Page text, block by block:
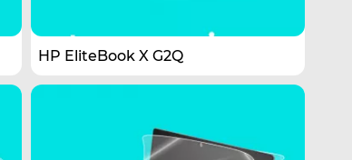
HP EliteBook X G2Q